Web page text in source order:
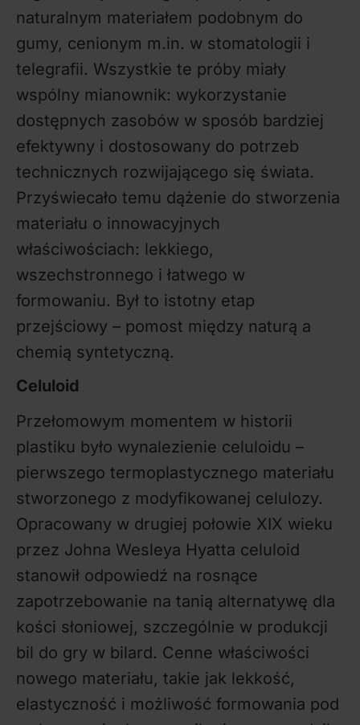
naturalnym materiałem podobnym do
gumy, cenionym m.in. w stomatologii i
telegrafii. Wszystkie te próby miały
wspólny mianownik: wykorzystanie
dostępnych zasobów w sposób bardziej
efektywny i dostosowany do potrzeb
technicznych rozwijającego się świata.
Przyświecało temu dążenie do stworzenia
materiału o innowacyjnych
właściwościach: lekkiego,
wszechstronnego i łatwego w
formowaniu. Był to istotny etap
przejściowy – pomost między naturą a
chemią syntetyczną.
Celuloid
Przełomowym momentem w historii
plastiku było wynalezienie celuloidu –
pierwszego termoplastycznego materiału
stworzonego z modyfikowanej celulozy.
Opracowany w drugiej połowie XIX wieku
przez Johna Wesleya Hyatta celuloid
stanowił odpowiedź na rosnące
zapotrzebowanie na tanią alternatywę dla
kości słoniowej, szczególnie w produkcji
bil do gry w bilard. Cenne właściwości
nowego materiału, takie jak lekkość,
elastyczność i możliwość formowania pod